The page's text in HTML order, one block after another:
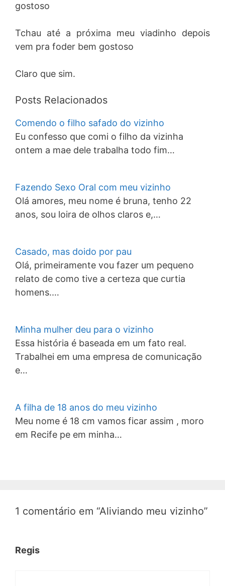
gostoso
Tchau até a próxima meu viadinho depois
vem pra foder bem gostoso
Claro que sim.
Posts Relacionados
Comendo o filho safado do vizinho
Eu confesso que comi o filho da vizinha
ontem a mae dele trabalha todo fim…
Fazendo Sexo Oral com meu vizinho
Olá amores, meu nome é bruna, tenho 22
anos, sou loira de olhos claros e,…
Casado, mas doido por pau
Olá, primeiramente vou fazer um pequeno
relato de como tive a certeza que curtia
homens.…
Minha mulher deu para o vizinho
Essa história é baseada em um fato real.
Trabalhei em uma empresa de comunicação
e…
A filha de 18 anos do meu vizinho
Meu nome é 18 cm vamos ficar assim , moro
em Recife pe em minha…
1 comentário em “Aliviando meu vizinho”
Regis